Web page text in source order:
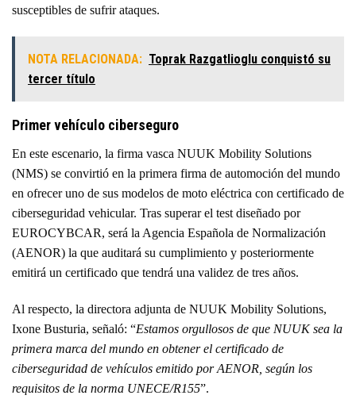
susceptibles de sufrir ataques.
NOTA RELACIONADA: Toprak Razgatlioglu conquistó su
tercer título
Primer vehículo ciberseguro
En este escenario, la firma vasca NUUK Mobility Solutions
(NMS) se convirtió en la primera firma de automoción del mundo
en ofrecer uno de sus modelos de moto eléctrica con certificado de
ciberseguridad vehicular. Tras superar el test diseñado por
EUROCYBCAR, será la Agencia Española de Normalización
(AENOR) la que auditará su cumplimiento y posteriormente
emitirá un certificado que tendrá una validez de tres años.
Al respecto, la directora adjunta de NUUK Mobility Solutions,
Ixone Busturia, señaló: “Estamos orgullosos de que NUUK sea la
primera marca del mundo en obtener el certificado de
ciberseguridad de vehículos emitido por AENOR, según los
requisitos de la norma UNECE/R155”.